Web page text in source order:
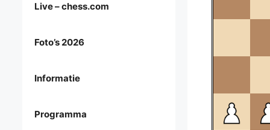
Live – chess.com
Foto’s 2026
Informatie
Programma